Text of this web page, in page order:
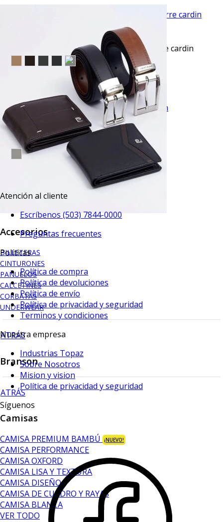
Accesorios
BILLETERAS
CINTURONES
PAÑUELOS
CALCETINES
CORBATAS
UNDERWEAR
ATRÁS
Branson
ATRÁS
Camisas
CAMISA PREMIUM BAMBÚ ¡NUEVO!
CAMISA PERFORMANCE
CAMISA OXFORD
CAMISA LISA Y TEXTURA
CAMISA DISEÑO
CAMISA DE CUADRO Y RAYAS
CAMISA BLANCA
VER TODO
Pantalón vestir slim fit advance azul pierre cardin
TU TERCERA PRENDA GRATIS
VISTA RAPIDA
Pantalón de vestir slim fit gris sharkskin
Atención al cliente
Escríbenos (503) 7844-0000
Preguntas frecuentes
Políticas
Política de compra
Política de devoluciones
Política de envío
Política de privacidad y seguridad
Terminos y condiciones
Nuestra empresa
Industrias Topaz
Sobre Nosotros
Mision y vision
Política de privacidad y seguridad
Síguenos